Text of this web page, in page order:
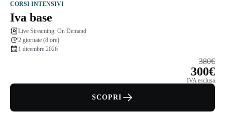
CORSI INTENSIVI
Iva base
Live Streaming, On Demand
2 giornate (8 ore)
1 dicembre 2026
380€
300€
IVA esclusa
SCOPRI